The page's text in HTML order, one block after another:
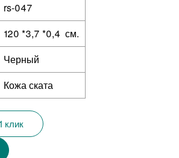
rs-047
120 *3,7 *0,4 см.
Черный
Кожа ската
клик